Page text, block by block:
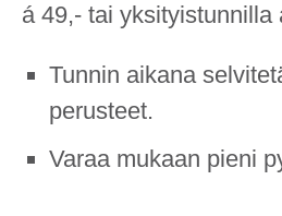
á 49,- tai yksityistunnilla
Tunnin aikana
perusteet.
Varaa mukaan pieni